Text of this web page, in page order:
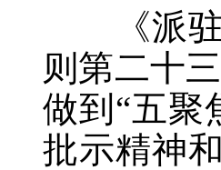
《派驻
则第二十
做到“五聚
批示精神